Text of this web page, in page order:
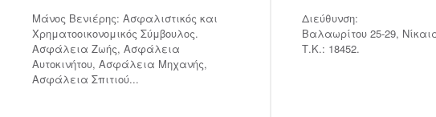
Μάνος Βενιέρης: Ασφαλιστικός και
Χρηματοοικονομικός Σύμβουλος.
Ασφάλεια Ζωής, Ασφάλεια
Αυτοκινήτου, Ασφάλεια Μηχανής,
Ασφάλεια Σπιτιού...
Διεύθυνση:
Βαλαωρίτου 25-29,
Τ.Κ.: 18452.